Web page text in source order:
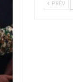
PREV